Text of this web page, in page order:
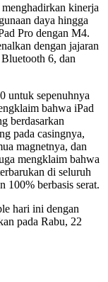
kinerja
daya hingga
Pro dengan M4.
dengan jajaran
6, dan
untuk sepenuhnya
bahwa iPad
berdasarkan
pada casingnya,
magnetnya, dan
mengklaim bahwa
di seluruh
100% berbasis serat.
hari ini dengan
pada Rabu, 22